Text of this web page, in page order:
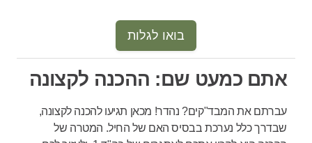
בואו לגלות
אתם כמעט שם: ההכנה לקצונה
עברתם את המבד"קים? נהדר! מכאן תגיעו להכנה לקצונה,
שבדרך כלל נערכת בבסיס האם של החיל. המטרה של